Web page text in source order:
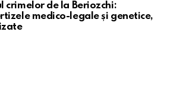
crimelor de la Beriozchi:
medico-legale și genetice,